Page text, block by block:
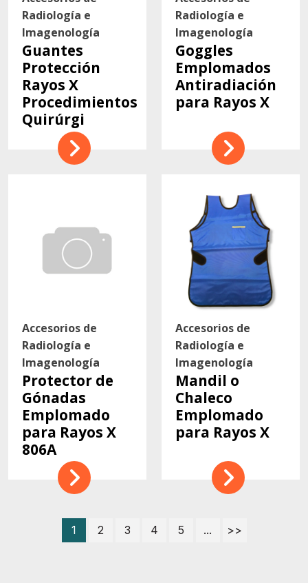
Radiología e
Imagenología
Guantes
Protección
Rayos X
Procedimientos
Quirúrgi
Radiología e
Imagenología
Goggles
Emplomados
Antiradiación
para Rayos X
Accesorios de
Radiología e
Imagenología
Protector de
Gónadas
Emplomado
para Rayos X
806A
Accesorios de
Radiología e
Imagenología
Mandil o
Chaleco
Emplomado
para Rayos X
1 2 3 4 5 ... >>